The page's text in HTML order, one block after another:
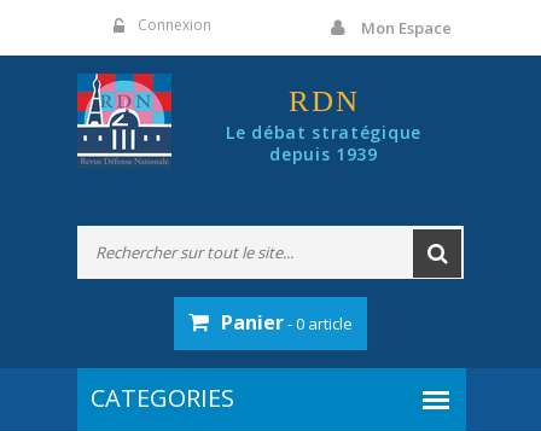
Connexion Mon Espace
RDN
Le débat stratégique
depuis 1939
Panier- 0 article